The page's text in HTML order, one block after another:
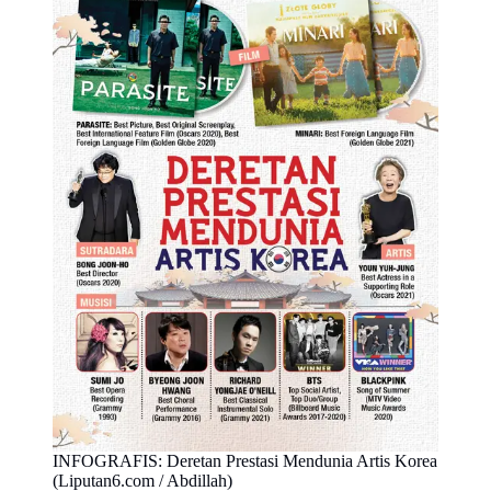
INFOGRAFIS: Deretan Prestasi Mendunia Artis Korea
(Liputan6.com / Abdillah)